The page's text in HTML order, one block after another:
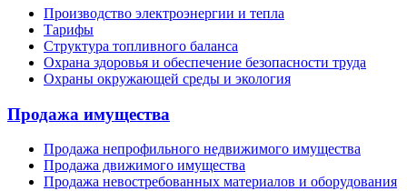
Производство электроэнергии и тепла
Тарифы
Структура топливного баланса
Охрана здоровья и обеспечение безопасности труда
Охраны окружающей среды и экология
Продажа имущества
Продажа непрофильного недвижимого имущества
Продажа движимого имущества
Продажа невостребованных материалов и оборудования